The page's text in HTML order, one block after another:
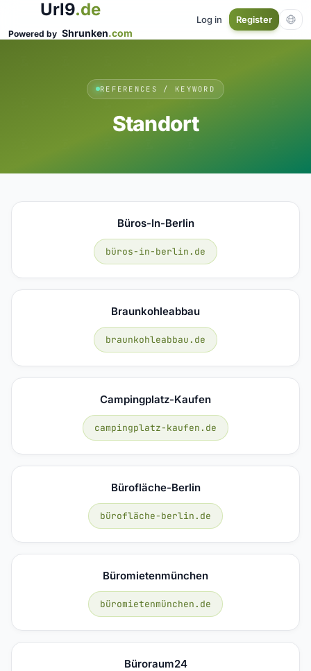
Url9.de
Powered by Shrunken.com
Log in Register
REFERENCES / KEYWORD
Standort
Büros-In-Berlin
büros-in-berlin.de
Braunkohleabbau
braunkohleabbau.de
Campingplatz-Kaufen
campingplatz-kaufen.de
Bürofläche-Berlin
bürofläche-berlin.de
Büromietenmünchen
büromietenmünchen.de
Büroraum24